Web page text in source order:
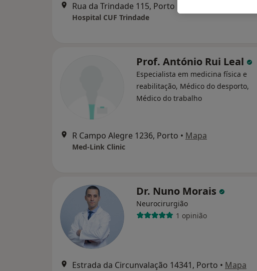
Rua da Trindade 115, Porto
Hospital CUF Trindade
Prof. António Rui Leal
Especialista em medicina física e
reabilitação, Médico do desporto,
Médico do trabalho
R Campo Alegre 1236, Porto • Mapa
Med-Link Clinic
Dr. Nuno Morais
Neurocirurgião
1 opinião
Estrada da Circunvalação 14341, Porto • Mapa